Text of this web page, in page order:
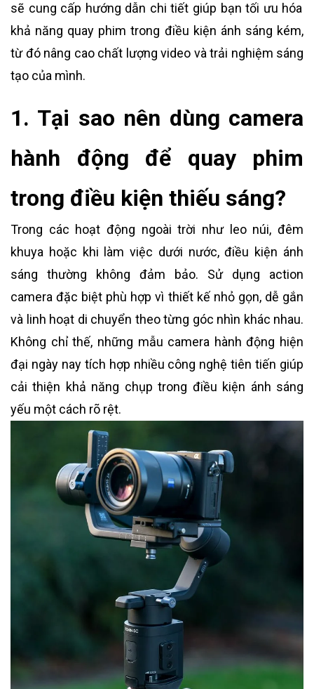
sẽ cung cấp hướng dẫn chi tiết giúp bạn tối ưu hóa
khả năng quay phim trong điều kiện ánh sáng kém,
từ đó nâng cao chất lượng video và trải nghiệm sáng
tạo của mình.
1. Tại sao nên dùng camera
hành động để quay phim
trong điều kiện thiếu sáng?
Trong các hoạt động ngoài trời như leo núi, đêm
khuya hoặc khi làm việc dưới nước, điều kiện ánh
sáng thường không đảm bảo. Sử dụng action
camera đặc biệt phù hợp vì thiết kế nhỏ gọn, dễ gắn
và linh hoạt di chuyển theo từng góc nhìn khác nhau.
Không chỉ thế, những mẫu camera hành động hiện
đại ngày nay tích hợp nhiều công nghệ tiên tiến giúp
cải thiện khả năng chụp trong điều kiện ánh sáng
yếu một cách rõ rệt.